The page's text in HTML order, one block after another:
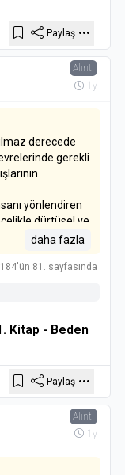
Paylaş
Alıntı
1y
derecede
gerekli
yönlendiren
dürtüsel ve
daha fazla
184'ün 81. sayfasında
Kitap - Beden
Paylaş
Alıntı
1y